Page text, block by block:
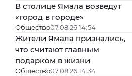
В столице Ямала возведут
«город в городе»
Общество07.08.26 14:54
Жители Ямала признались,
что считают главным
подарком в жизни
Общество07.08.26 14:34